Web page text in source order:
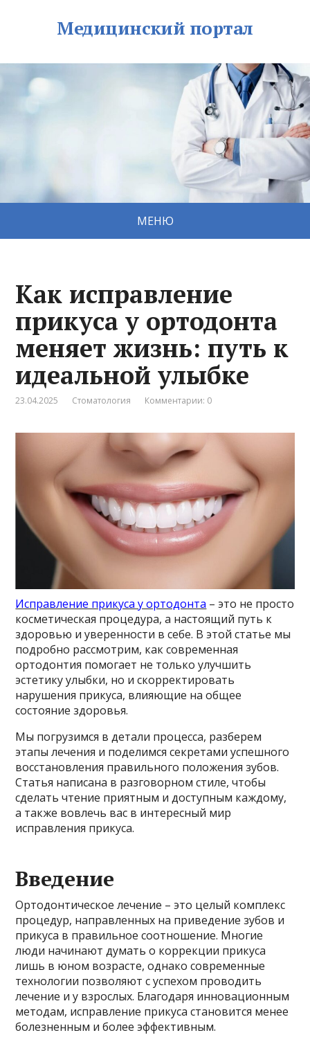
Медицинский портал
МЕНЮ
Как исправление
прикуса у ортодонта
меняет жизнь: путь к
идеальной улыбке
23.04.2025 Стоматология Комментарии: 0
Исправление прикуса у ортодонта – это не просто
косметическая процедура, а настоящий путь к
здоровью и уверенности в себе. В этой статье мы
подробно рассмотрим, как современная
ортодонтия помогает не только улучшить
эстетику улыбки, но и скорректировать
нарушения прикуса, влияющие на общее
состояние здоровья.
Мы погрузимся в детали процесса, разберем
этапы лечения и поделимся секретами успешного
восстановления правильного положения зубов.
Статья написана в разговорном стиле, чтобы
сделать чтение приятным и доступным каждому,
а также вовлечь вас в интересный мир
исправления прикуса.
Введение
Ортодонтическое лечение – это целый комплекс
процедур, направленных на приведение зубов и
прикуса в правильное соотношение. Многие
люди начинают думать о коррекции прикуса
лишь в юном возрасте, однако современные
технологии позволяют с успехом проводить
лечение и у взрослых. Благодаря инновационным
методам, исправление прикуса становится менее
болезненным и более эффективным.